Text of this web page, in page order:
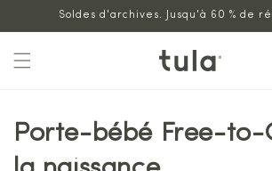
Aller au
contenu
Soldes d'archives. Jusqu'à 60 % de
Porte-bébé Free-to-